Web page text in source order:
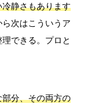
静さもあります
次はこういうア
できる。プロと
分、その両方の